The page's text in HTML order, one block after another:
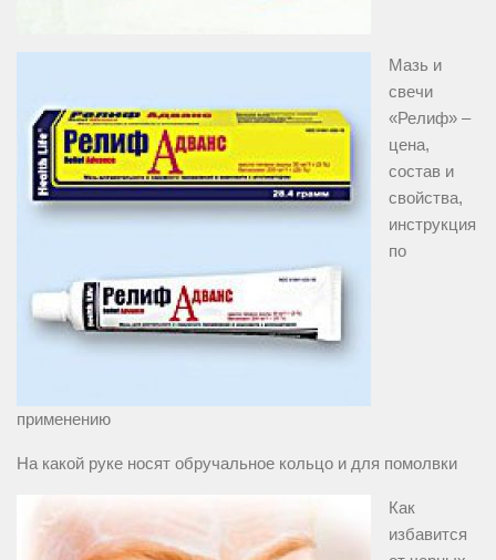
Мазь и
свечи
«Релиф» –
цена,
состав и
свойства,
инструкция
по
применению
На какой руке носят обручальное кольцо и для помолвки
Как
избавится